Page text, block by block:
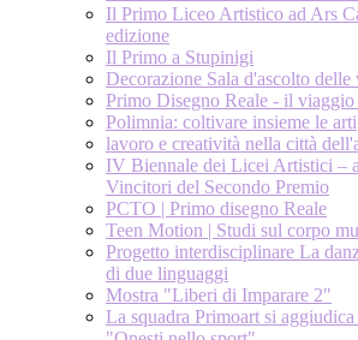
Il Primo Liceo Artistico ad Ars
edizione
Il Primo a Stupinigi
Decorazione Sala d'ascolto
Primo Disegno Reale - il viaggio
Polimnia: coltivare insieme le arti
lavoro e creatività nella città
IV Biennale dei Licei Artistici –
Vincitori del Secondo Premio
PCTO | Primo disegno Reale
Teen Motion | Studi sul corpo
Progetto interdisciplinare La
di due linguaggi
Mostra "Liberi di Imparare 2"
La squadra Primoart si